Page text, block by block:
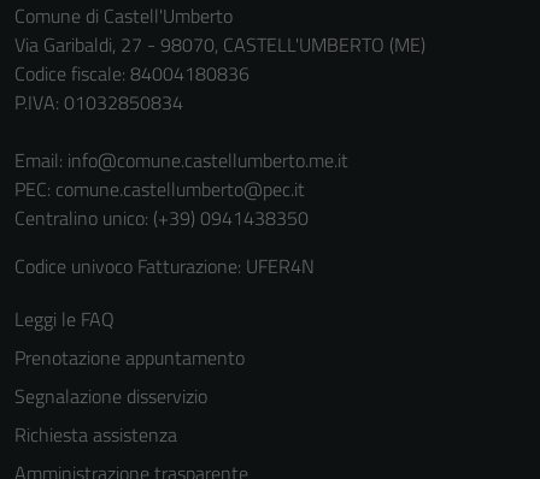
Comune di Castell'Umberto
Via Garibaldi, 27 - 98070, CASTELL'UMBERTO (ME)
Codice fiscale: 84004180836
P.IVA: 01032850834
Email: info@comune.castellumberto.me.it
PEC: comune.castellumberto@pec.it
Centralino unico: (+39) 0941438350
Codice univoco Fatturazione: UFER4N
Leggi le FAQ
Prenotazione appuntamento
Segnalazione disservizio
Richiesta assistenza
Amministrazione trasparente